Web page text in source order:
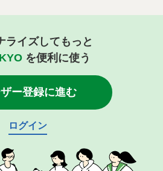
ライズしてもっと
を便利に使う
ー登録に進む
ログイン